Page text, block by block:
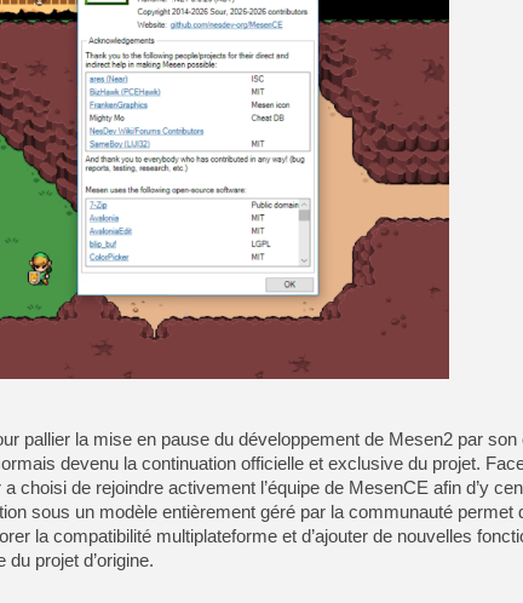
[GK] Isle of Reveries : le
[GK] Moonlighter 2 : The
[GK] Capcom relance
[Mo5] Deux inédits du
[GK] Le beat'em up The
[GK] Endless Legend 2 :
[LS] [PS5] Le WebKit
[GK] Oubliez Crazy Taxi,
[LS] [Switch] NSZ 5.0.0
[GK] Bethesda fête les 30
pallier la mise en pause du développement de Mesen2 par son
devenu la continuation officielle et exclusive du projet.
choisi de rejoindre activement l’équipe de MesenCE afin d’y
sous un modèle entièrement géré par la communauté permet
la compatibilité multiplateforme et d’ajouter de nouvelles
du projet d’origine.